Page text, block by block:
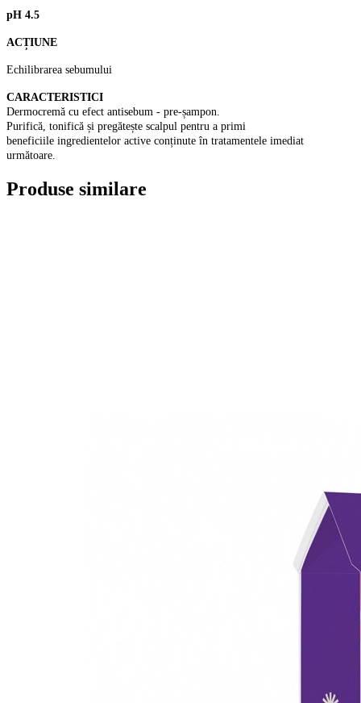
pH 4.5
ACȚIUNE
Echilibrarea sebumului
CARACTERISTICI
Dermocremă cu efect antisebum - pre-șampon.
Purifică, tonifică și pregătește scalpul pentru a primi
beneficiile ingredientelor active conținute în tratamentele imediat
următoare.
Produse similare